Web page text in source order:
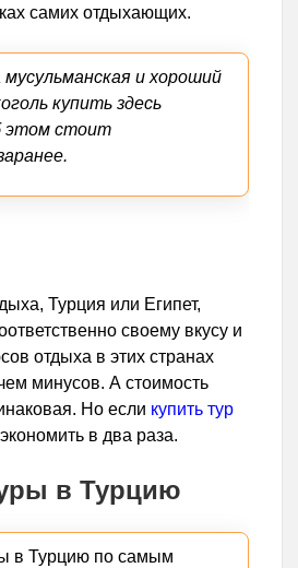
самих отдыхающих.
и хороший
купить здесь
этом стоит
Турция или Египет,
своему вкусу и
отдыха в этих странах
минусов. А стоимость
Но если купить тур
в два раза.
в Турцию
в Турцию по самым